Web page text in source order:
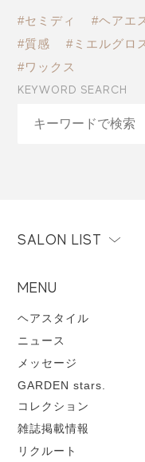
#セミディ #ヘアエ
#質感
#ミエルグロ
#ワックス
KEYWORD SEARCH
SALON LIST
MENU
ヘアスタイル
ニュース
メッセージ
GARDEN stars.
コレクション
雑誌掲載情報
リクルート